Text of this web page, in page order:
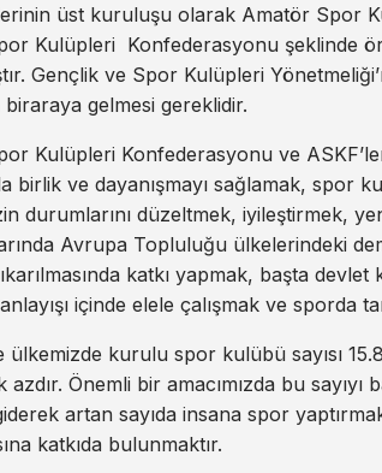
üst kuruluşu olarak Amatör Spor
Kulüpleri Konfederasyonu şeklinde
Gençlik ve Spor Kulüpleri
gelmesi gereklidir.
Kulüpleri Konfederasyonu ve
birlik ve dayanışmayı sağlamak,
durumlarını düzeltmek, iyileştirmek,
Avrupa Topluluğu ülkelerindeki
katkı yapmak, başta
içinde elele çalışmak ve sporda
ülkemizde kurulu spor kulübü sayısı
azdır. Önemli bir amacımızda bu
artan sayıda insana spor
katkıda bulunmaktır.